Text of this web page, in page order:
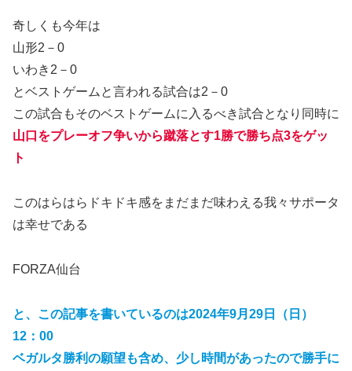
奇しくも今年は
山形2－0
いわき2－0
とベストゲームと言われる試合は2－0
この試合もそのベストゲームに入るべき試合となり同時に
山口をプレーオフ争いから蹴落とす1勝で勝ち点3をゲッ
ト
このはらはらドキドキ感をまだまだ味わえる我々サポータ
は幸せである
FORZA仙台
と、この記事を書いているのは2024年9月29日（日）
12：00
ベガルタ勝利の願望も含め、少し時間があったので勝手に